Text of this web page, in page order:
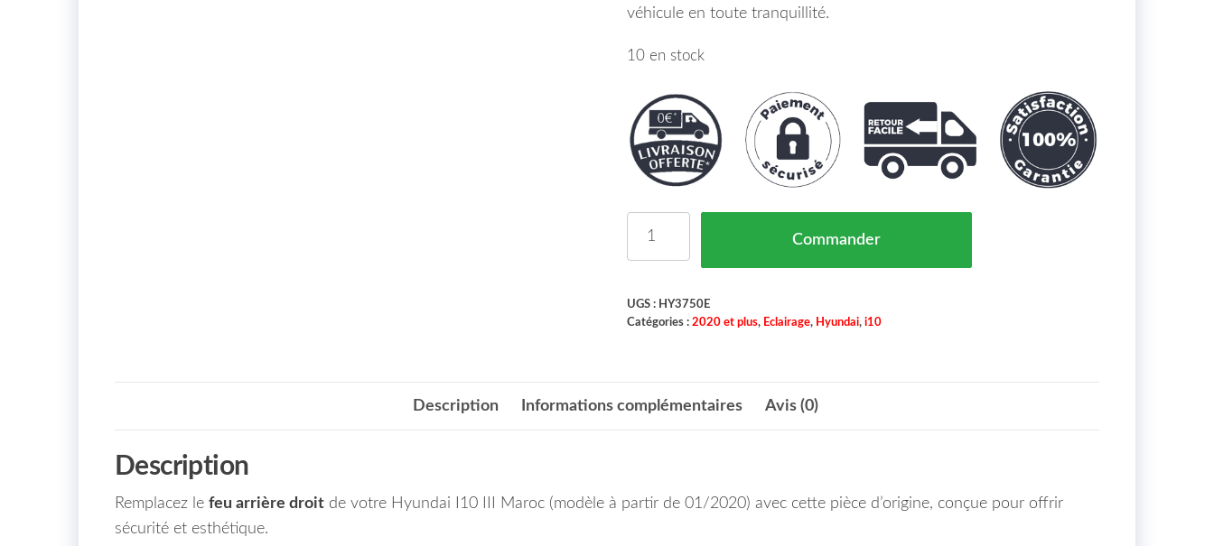
véhicule en toute tranquillité.
10 en stock
Commander
UGS : HY3750E
Catégories : 2020 et plus, Eclairage, Hyundai, i10
Description Informations complémentaires Avis (0)
Description
Remplacez le feu arrière droit de votre Hyundai I10 III Maroc (modèle à partir de 01/2020) avec cette pièce d’origine, conçue pour offrir
sécurité et esthétique.